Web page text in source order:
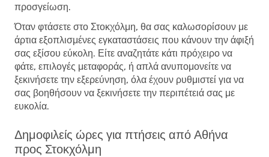
προσγείωση.
Όταν φτάσετε στο Στοκχόλμη, θα σας καλωσορίσουν με
άρτια εξοπλισμένες εγκαταστάσεις που κάνουν την άφιξή
σας εξίσου εύκολη. Είτε αναζητάτε κάτι πρόχειρο να
φάτε, επιλογές μεταφοράς, ή απλά ανυπομονείτε να
ξεκινήσετε την εξερεύνηση, όλα έχουν ρυθμιστεί για να
σας βοηθήσουν να ξεκινήσετε την περιπέτειά σας με
ευκολία.
Δημοφιλείς ώρες για πτήσεις από Αθήνα
προς Στοκχόλμη